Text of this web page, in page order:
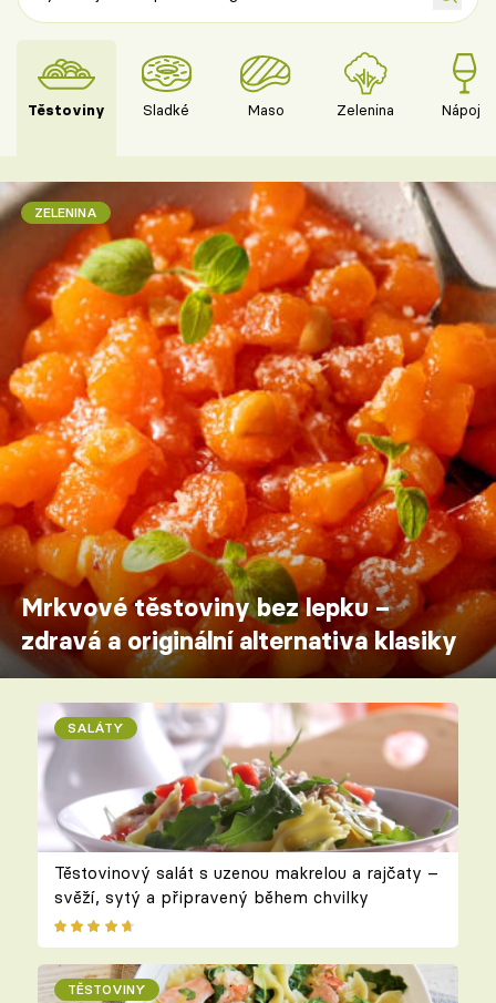
Těstoviny Sladké Maso Zelenina Nápoje
ZELENINA
Mrkvové těstoviny bez lepku –
zdravá a originální alternativa klasiky
SALÁTY
Těstovinový salát s uzenou makrelou a rajčaty –
svěží, sytý a připravený během chvilky
TĚSTOVINY